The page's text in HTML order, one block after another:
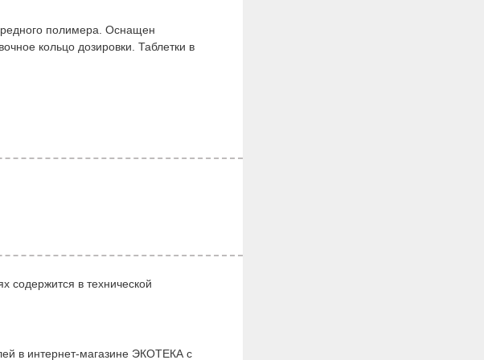
полимера. Оснащен
кольцо дозировки. Таблетки в
содержится в технической
в интернет-магазине ЭКОТЕКА с